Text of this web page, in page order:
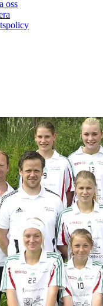
oss